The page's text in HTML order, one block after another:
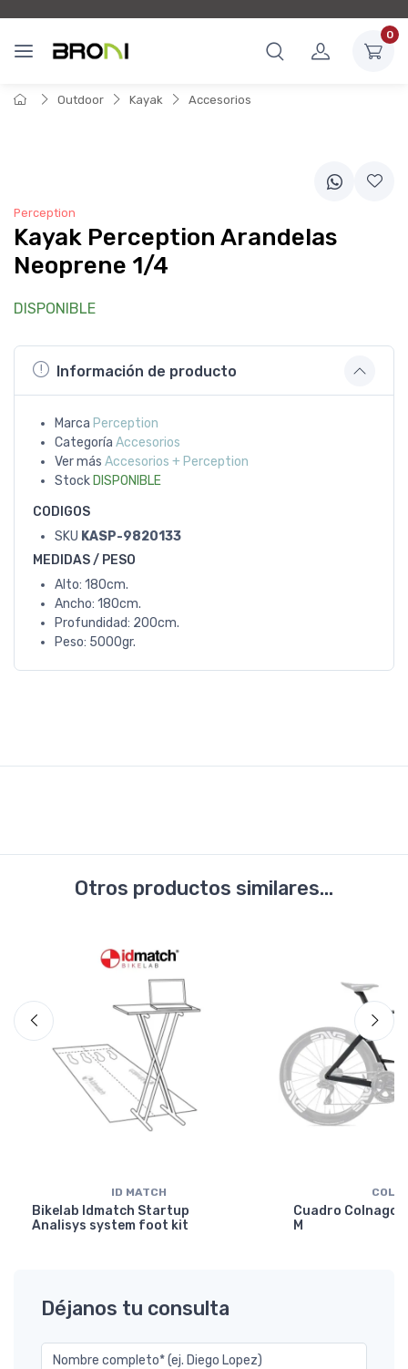
0
Outdoor Kayak Accesorios
Perception
Kayak Perception Arandelas
Neoprene 1/4
DISPONIBLE
Información de producto
Marca Perception
Categoría Accesorios
Ver más Accesorios + Perception
Stock DISPONIBLE
CODIGOS
SKU KASP-9820133
MEDIDAS / PESO
Alto: 180cm.
Ancho: 180cm.
Profundidad: 200cm.
Peso: 5000gr.
Otros productos similares...
ID MATCH
Bikelab Idmatch Startup
Analisys system foot kit
Cuadro Colnago
M
Déjanos tu consulta
Nombre completo* (ej. Diego Lopez)